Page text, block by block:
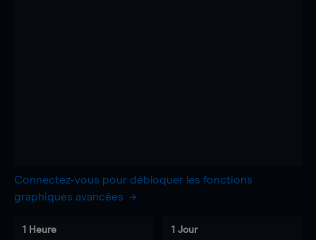
Connectez-vous pour débloquer les fonctions
graphiques avancées
1 Heure 1 Jour